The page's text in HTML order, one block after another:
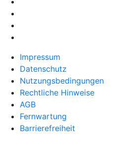
Impressum
Datenschutz
Nutzungsbedingungen
Rechtliche Hinweise
AGB
Fernwartung
Barrierefreiheit